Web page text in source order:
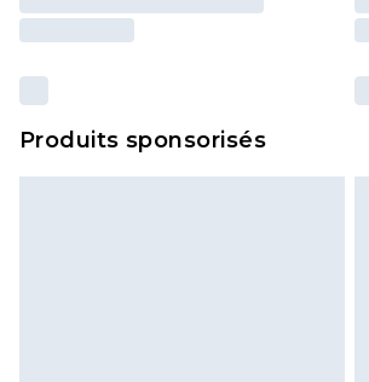
Produits sponsorisés